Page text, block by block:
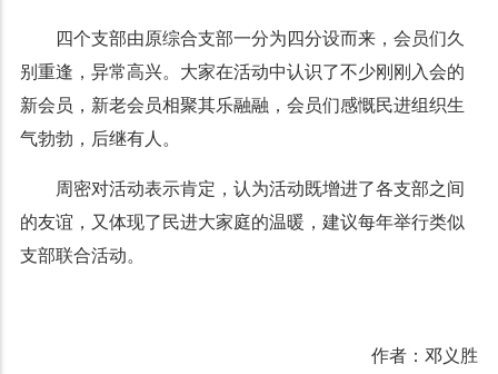
四个支部由原综合支部一分为四分设而来，会员们久
别重逢，异常高兴。大家在活动中认识了不少刚刚入会的
新会员，新老会员相聚其乐融融，会员们感慨民进组织生
气勃勃，后继有人。
周密对活动表示肯定，认为活动既增进了各支部之间
的友谊，又体现了民进大家庭的温暖，建议每年举行类似
支部联合活动。
作者：邓义胜